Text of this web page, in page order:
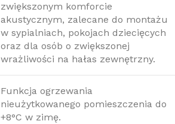
zwiększonym komforcie
akustycznym, zalecane do montażu
w sypialniach, pokojach dziecięcych
oraz dla osób o zwiększonej
wrażliwości na hałas zewnętrzny.
Funkcja ogrzewania
nieużytkowanego pomieszczenia do
+8°C w zimę.